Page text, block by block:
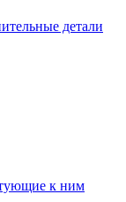
детали
к ним